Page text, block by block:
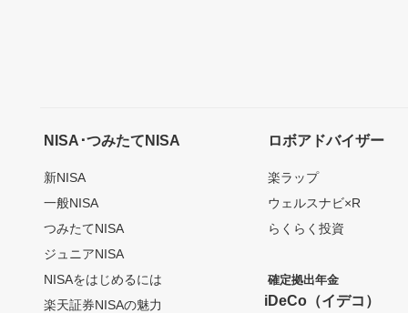
NISA･つみたてNISA
新NISA
一般NISA
つみたてNISA
ジュニアNISA
NISAをはじめるには
楽天証券NISAの魅力
ロボアドバイザー
楽ラップ
ウェルスナビ×R
らくらく投資
確定拠出年金
iDeCo（イデコ）